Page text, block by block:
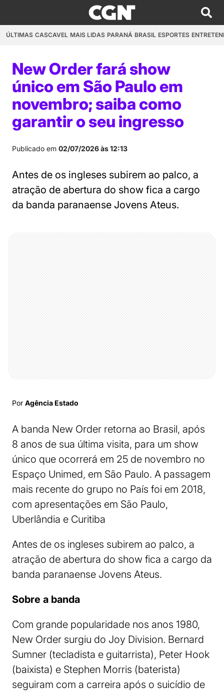
ÚLTIMAS CASCAVEL MAIS LIDAS PARANÁ BRASIL ESPORTES
New Order fará show
único em São Paulo em
novembro; saiba como
garantir o seu ingresso
Publicado em 02/07/2026 às 12:13
Antes de os ingleses subirem ao palco, a
atração de abertura do show fica a cargo
da banda paranaense Jovens Ateus.
Por Agência Estado
A banda New Order retorna ao Brasil, após
8 anos de sua última visita, para um show
único que ocorrerá em 25 de novembro no
Espaço Unimed, em São Paulo. A passagem
mais recente do grupo no País foi em 2018,
com apresentações em São Paulo,
Uberlândia e Curitiba
Antes de os ingleses subirem ao palco, a
atração de abertura do show fica a cargo da
banda paranaense Jovens Ateus.
Sobre a banda
Com grande popularidade nos anos 1980,
New Order surgiu do Joy Division. Bernard
Sumner (tecladista e guitarrista), Peter Hook
(baixista) e Stephen Morris (baterista)
seguiram com a carreira após o suicídio de